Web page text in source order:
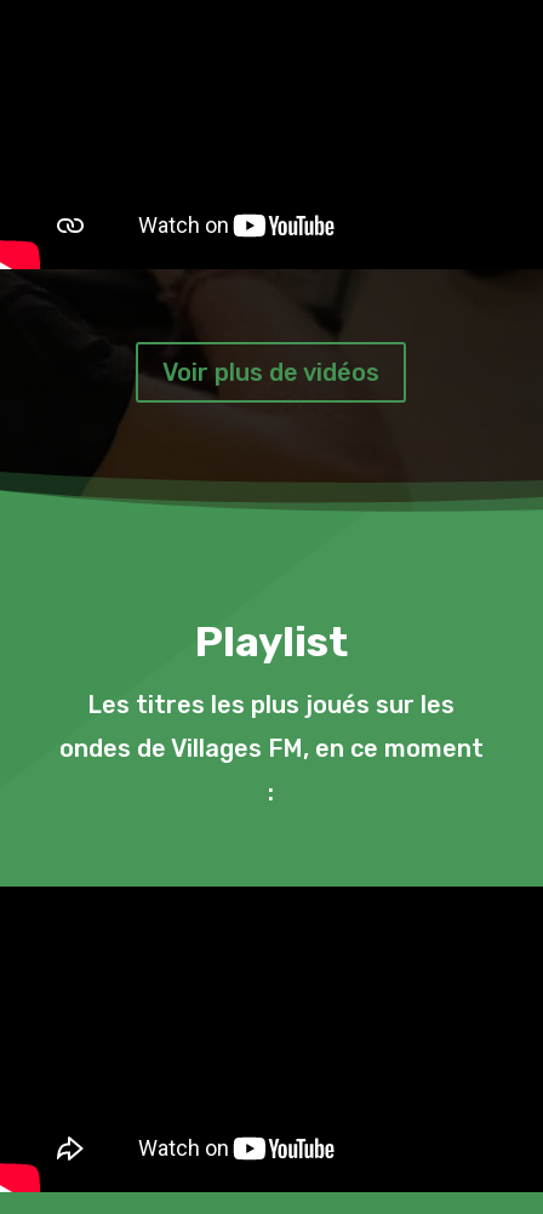
Voir plus de vidéos
Playlist
Les titres les plus joués sur les
ondes de Villages FM, en ce moment
: